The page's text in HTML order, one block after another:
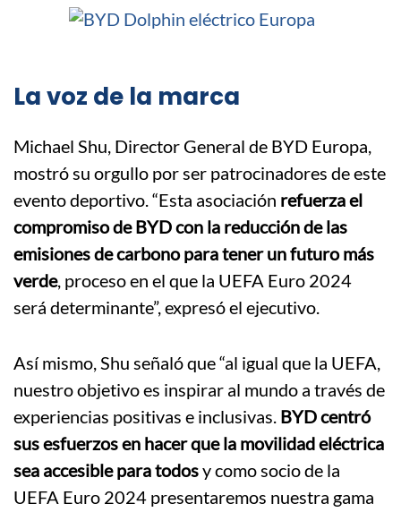
La voz de la marca
Michael Shu, Director General de BYD Europa,
mostró su orgullo por ser patrocinadores de este
evento deportivo. “Esta asociación refuerza el
compromiso de BYD con la reducción de las
emisiones de carbono para tener un futuro más
verde, proceso en el que la UEFA Euro 2024
será determinante”, expresó el ejecutivo.
Así mismo, Shu señaló que “al igual que la UEFA,
nuestro objetivo es inspirar al mundo a través de
experiencias positivas e inclusivas. BYD centró
sus esfuerzos en hacer que la movilidad eléctrica
sea accesible para todosy como socio de la
UEFA Euro 2024 presentaremos nuestra gama